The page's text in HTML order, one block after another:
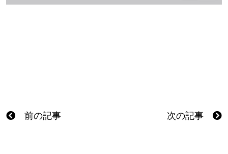
前の記事 次の記事